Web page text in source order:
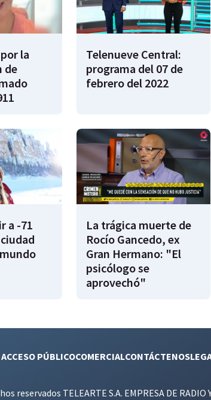
la
de
Telenueve Central:
programa del 07 de
febrero del 2022
a -71
La trágica muerte de
Rocío Gancedo, ex
Gran Hermano: "El
psicólogo se
aprovechó"
PÚBLICOCOMERCIALCONTÁCTENOS
reservados TELEARTE S.A. EMPRESA DE RADIO